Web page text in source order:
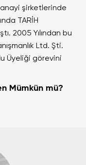
şirketlerinde
TARİH
2005 Yılından bu
Ltd. Şti.
Üyeliği görevini
Mümkün mü?